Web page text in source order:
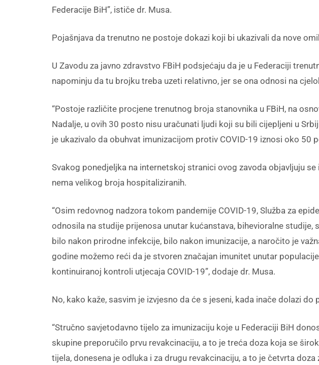
Federacije BiH”, ističe dr. Musa.
Pojašnjava da trenutno ne postoje dokazi koji bi ukazivali da nove
U Zavodu za javno zdravstvo FBiH podsjećaju da je u Federaciji
napominju da tu brojku treba uzeti relativno, jer se ona odnosi na
“Postoje različite procjene trenutnog broja stanovnika u FBiH, na
Nadalje, u ovih 30 posto nisu uračunati ljudi koji su bili cijepljeni u
je ukazivalo da obuhvat imunizacijom protiv COVID-19 iznosi oko 50
Svakog ponedjeljka na internetskoj stranici ovog zavoda objavljuju
nema velikog broja hospitaliziranih.
“Osim redovnog nadzora tokom pandemije COVID-19, Služba za
odnosila na studije prijenosa unutar kućanstava, bihevioralne
bilo nakon prirodne infekcije, bilo nakon imunizacije, a naročito je
godine možemo reći da je stvoren značajan imunitet unutar
kontinuiranoj kontroli utjecaja COVID-19”, dodaje dr. Musa.
No, kako kaže, sasvim je izvjesno da će s jeseni, kada inače dolazi
“Stručno savjetodavno tijelo za imunizaciju koje u Federaciji BiH
skupine preporučilo prvu revakcinaciju, a to je treća doza koja se
tijela, donesena je odluka i za drugu revakcinaciju, a to je četvrta